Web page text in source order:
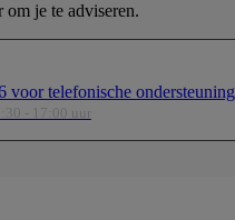
om je te adviseren.
voor telefonische ondersteuning
- 17:00 uur